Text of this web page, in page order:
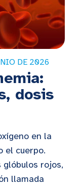
DE 2026
dosis
en la
el cuerpo.
rojos,
llamada